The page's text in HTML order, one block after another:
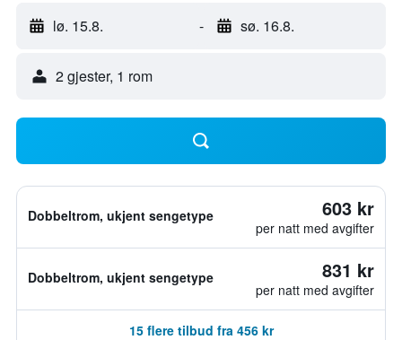
lø. 15.8. - sø. 16.8.
2 gjester, 1 rom
Dobbeltrom, ukjent sengetype 603 kr
per natt med avgifter
Dobbeltrom, ukjent sengetype 831 kr
per natt med avgifter
15 flere tilbud fra 456 kr